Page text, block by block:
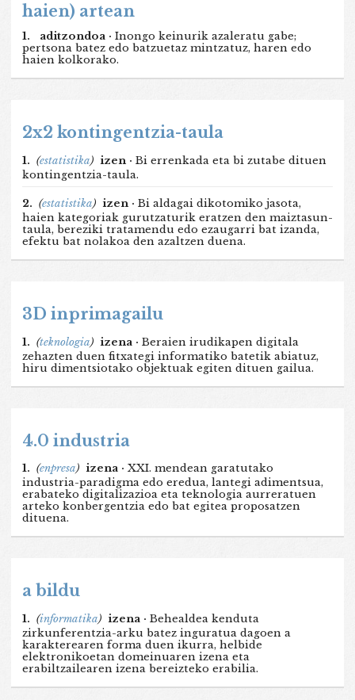
haien) artean
1. aditzondoa · Inongo keinurik azaleratu gabe;
pertsona batez edo batzuetaz mintzatuz, haren edo
haien kolkorako.
2x2 kontingentzia-taula
1. (estatistika) izen · Bi errenkada eta bi zutabe dituen
kontingentzia-taula.
2. (estatistika) izen · Bi aldagai dikotomiko jasota,
haien kategoriak gurutzaturik eratzen den maiztasun-
taula, bereziki tratamendu edo ezaugarri bat izanda,
efektu bat nolakoa den azaltzen duena.
3D inprimagailu
1. (teknologia) izena · Beraien irudikapen digitala
zehazten duen fitxategi informatiko batetik abiatuz,
hiru dimentsiotako objektuak egiten dituen gailua.
4.0 industria
1. (enpresa) izena · XXI. mendean garatutako
industria-paradigma edo eredua, lantegi adimentsua,
erabateko digitalizazioa eta teknologia aurreratuen
arteko konbergentzia edo bat egitea proposatzen
dituena.
a bildu
1. (informatika) izena · Behealdea kenduta
zirkunferentzia-arku batez inguratua dagoen a
karakterearen forma duen ikurra, helbide
elektronikoetan domeinuaren izena eta
erabiltzailearen izena bereizteko erabilia.